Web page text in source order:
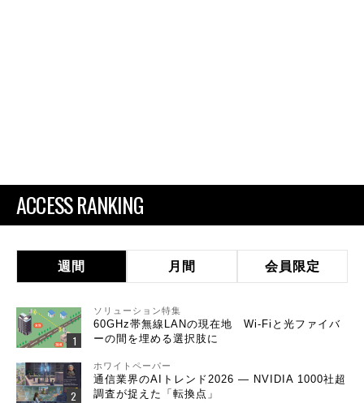
ACCESS RANKING
週間 月間 会員限定
ソリューション特集
60GHz帯無線LANの現在地 Wi-Fiと光ファイバ
ーの間を埋める選択肢に
ホワイトペーパー
通信業界のAIトレンド2026 ― NVIDIA 1000社超
調査が捉えた「転換点」